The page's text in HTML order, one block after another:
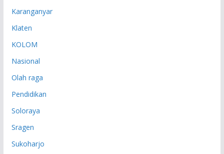
Karanganyar
Klaten
KOLOM
Nasional
Olah raga
Pendidikan
Soloraya
Sragen
Sukoharjo